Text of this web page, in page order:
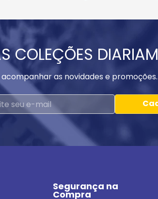
COLEÇÕES
as novidades e promoções.
Segurança na
Compra